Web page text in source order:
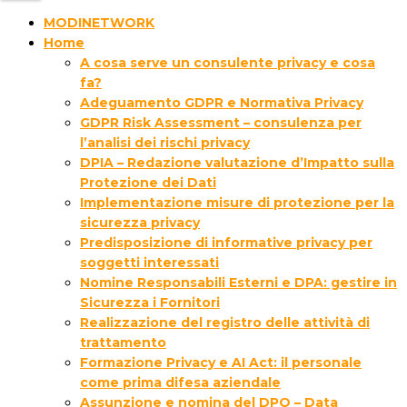
MODINETWORK
Home
A cosa serve un consulente privacy e cosa
fa?
Adeguamento GDPR e Normativa Privacy
GDPR Risk Assessment – consulenza per
l’analisi dei rischi privacy
DPIA – Redazione valutazione d’Impatto sulla
Protezione dei Dati
Implementazione misure di protezione per la
sicurezza privacy
Predisposizione di informative privacy per
soggetti interessati
Nomine Responsabili Esterni e DPA: gestire in
Sicurezza i Fornitori
Realizzazione del registro delle attività di
trattamento
Formazione Privacy e AI Act: il personale
come prima difesa aziendale
Assunzione e nomina del DPO – Data